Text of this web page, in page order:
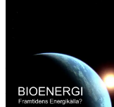
Forfatter:
Leverandør:
Lisens: